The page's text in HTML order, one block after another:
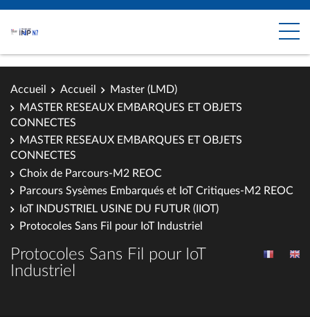
Accueil Accueil
Master (LMD)
MASTER RESEAUX EMBARQUES ET OBJETS
CONNECTES
MASTER RESEAUX EMBARQUES ET OBJETS
CONNECTES
Choix de Parcours-M2 REOC
Parcours Sysèmes Embarqués et IoT Critiques-M2 REOC
IoT INDUSTRIEL USINE DU FUTUR (IIOT)
Protocoles Sans Fil pour IoT Industriel
Protocoles Sans Fil pour IoT
Industriel